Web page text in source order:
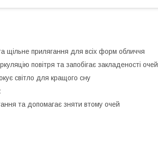
щільне прилягання для всіх форм обличчя
повітря та запобігає закладеності очей
світло для кращого сну
та допомагає зняти втому очей